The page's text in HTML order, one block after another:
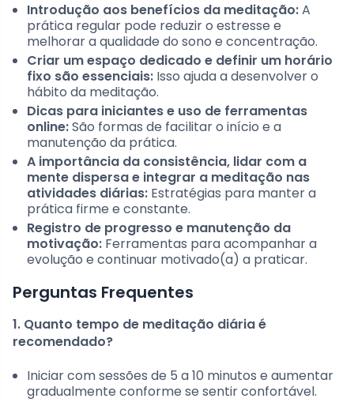
Introdução aos benefícios da meditação:A
prática regular pode reduzir o estresse e
melhorar a qualidade do sono e concentração.
Criar um espaço dedicado e definir um horário
fixo são essenciais: Isso ajuda a desenvolver o
hábito da meditação.
Dicas para iniciantes e uso de ferramentas
online:São formas de facilitar o início e a
manutenção da prática.
A importância da consistência, lidar com a
mente dispersa e integrar a meditação nas
atividades diárias: Estratégias para manter a
prática firme e constante.
Registro de progresso e manutenção da
motivação: Ferramentas para acompanhar a
evolução e continuar motivado(a) a praticar.
Perguntas Frequentes
1. Quanto tempo de meditação diária é
recomendado?
Iniciar com sessões de 5 a 10 minutos e aumentar
gradualmente conforme se sentir confortável.